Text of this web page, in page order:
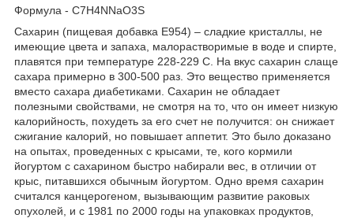
Формула - C7H4NNaO3S
Сахарин (пищевая добавка E954) – сладкие кристаллы, не
имеющие цвета и запаха, малорастворимые в воде и спирте,
плавятся при температуре 228-229 С. На вкус сахарин слаще
сахара примерно в 300-500 раз. Это вещество применяется
вместо сахара диабетиками. Сахарин не обладает
полезными свойствами, не смотря на то, что он имеет низкую
калорийность, похудеть за его счет не получится: он снижает
сжигание калорий, но повышает аппетит. Это было доказано
на опытах, проведенных с крысами, те, кого кормили
йогуртом с сахарином быстро набирали вес, в отличии от
крыс, питавшихся обычным йогуртом. Одно время сахарин
считался канцерогеном, вызывающим развитие раковых
опухолей, и с 1981 по 2000 годы на упаковках продуктов,